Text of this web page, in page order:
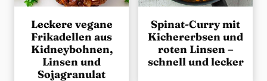
Leckere vegane
Frikadellen aus
Kidneybohnen,
Linsen und
Sojagranulat
Spinat-Curry mit
Kichererbsen und
roten Linsen –
schnell und lecker